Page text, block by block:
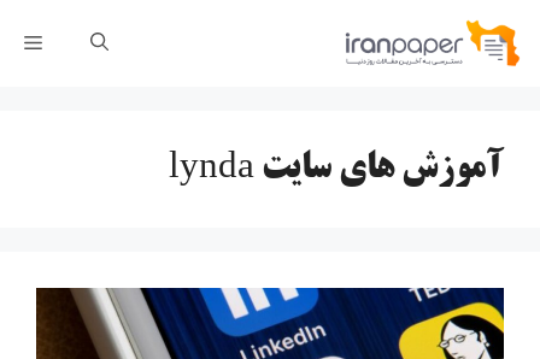
پرش
آموزش های سایت lynda